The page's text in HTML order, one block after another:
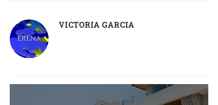
VICTORIA GARCIA